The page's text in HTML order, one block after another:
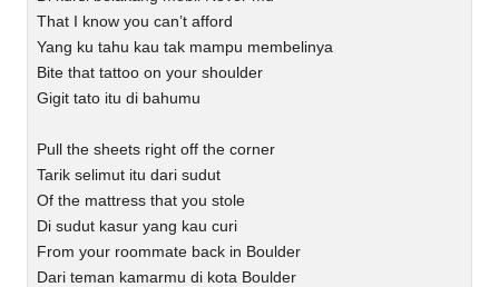
That I know you can’t afford
Yang ku tahu kau tak mampu membelinya
Bite that tattoo on your shoulder
Gigit tato itu di bahumu
Pull the sheets right off the corner
Tarik selimut itu dari sudut
Of the mattress that you stole
Di sudut kasur yang kau curi
From your roommate back in Boulder
Dari teman kamarmu di kota Boulder